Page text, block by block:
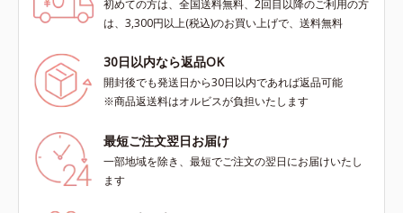
初めての方は、全国送料無料、2回目以降のご利用の方
は、3,300円以上(税込)のお買い上げで、送料無料
30日以内なら返品OK
開封後でも発送日から30日以内であれば返品可能
※商品返送料はオルビスが負担いたします
最短ご注文翌日お届け
一部地域を除き、最短でご注文の翌日にお届けいたし
ます